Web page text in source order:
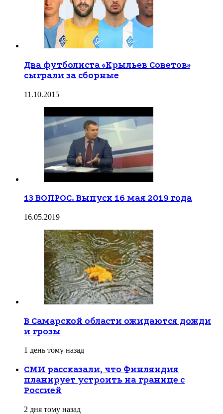
Два футболиста «Крыльев Советов»
сыграли за сборные
11.10.2015
13 ВОПРОС. Выпуск 16 мая 2019 года
16.05.2019
В Самарской области ожидаются дожди
и грозы
1 день тому назад
СМИ рассказали, что Финляндия
планирует устроить на границе с
Россией
2 дня тому назад